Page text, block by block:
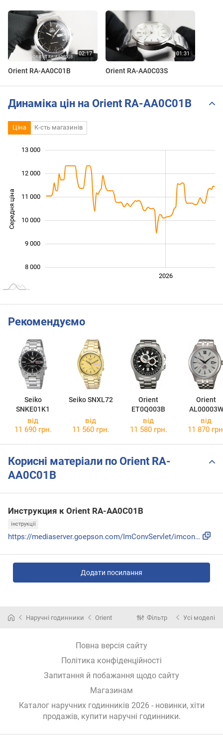
Orient RA-AA0C01B Orient RA-AA0C03S
Динаміка цін на Orient RA-AA0C01B
Ціна К-сть магазинів
Середня ціна
8 000
9 000
10 000
11 000
12 000
13 000
2026
Рекомендуємо
Seiko
SNKE01K1
Seiko SNXL72
Orient
ET0Q003B
Orient
AL00003W
від
11 690 грн.
від
11 560 грн.
від
11 580 грн.
від
11 870
Корисні матеріали по Orient RA-
AA0C01B
Инструкция к Orient RA-AA0C01B
інструкції
https://mediaserver.goepson.com/ImConvServlet/imconv/6e2b78...
Додати посилання
Наручні годинники Orient Фільтр Усі моделі
Повна версія сайту
Політика конфіденційності
Запитання й побажання щодо сайту
Магазинам
Каталог наручних годинників 2026 - новинки, хіти
продажів, купити наручні годинники.